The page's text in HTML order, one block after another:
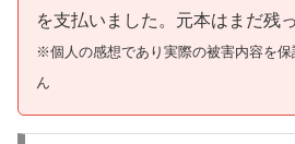
を支払いました。元本はまだ残
※個人の感想であり実際の被害内容を
ん